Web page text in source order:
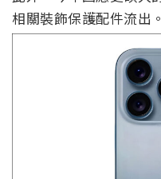
相關裝飾保護配件流出。